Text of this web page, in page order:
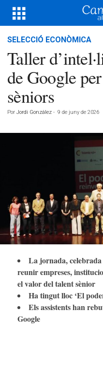
SELECCIÓ ECONÒMICA
Taller
de Google
sèniors
Por Jordi González - 9 de juny de 2026
La jornada,
reunir empreses,
el valor del talent sènior
Ha tingut lloc ‘El
Els assistents han
Google